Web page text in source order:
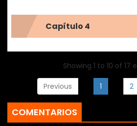
Capítulo 4
Showing 1 to 10 of 17
Previous 1 2
COMENTARIOS